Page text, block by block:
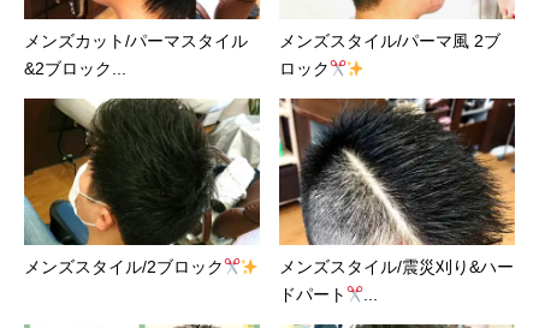
メンズカット/パーマスタイル
&2ブロック...
メンズスタイル/パーマ風 2ブ
ロック
メンズスタイル/2ブロック
メンズスタイル/震災刈り&ハー
ドパート
...